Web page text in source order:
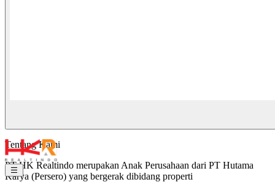
Tentang Kami
PT HK Realtindo merupakan Anak Perusahaan dari PT Hutama
Karya (Persero) yang bergerak dibidang properti